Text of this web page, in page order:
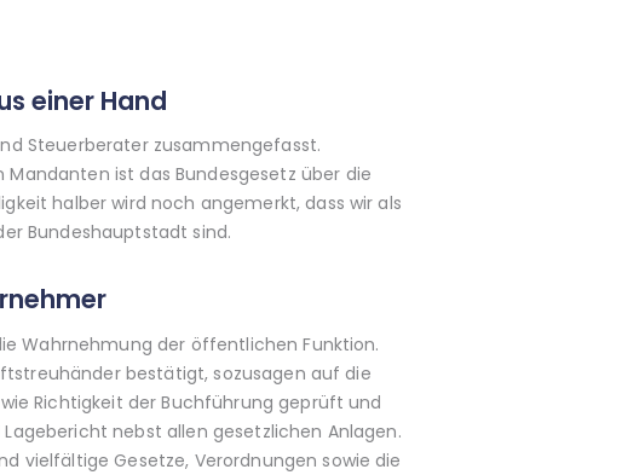
einer Hand
Steuerberater zusammengefasst.
ist das Bundesgesetz über die
halber wird noch angemerkt, dass wir als
Bundeshauptstadt sind.
Wahrnehmung der öffentlichen Funktion.
bestätigt, sozusagen auf die
Richtigkeit der Buchführung geprüft und
nebst allen gesetzlichen Anlagen.
vielfältige Gesetze, Verordnungen sowie die